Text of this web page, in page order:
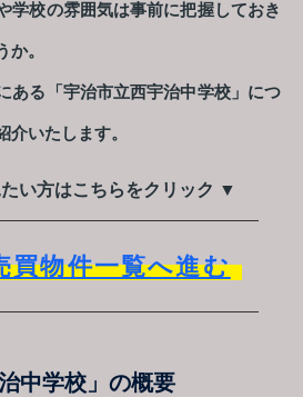
学校の雰囲気は事前に把握しておき
か。
ある「宇治市立西宇治中学校」につ
介いたします。
い方はこちらをクリック ▼
買物件一覧へ進む
中学校」の概要